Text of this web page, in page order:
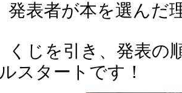
発表者が本を選んだ
くじを引き、発表の
ルスタートです！